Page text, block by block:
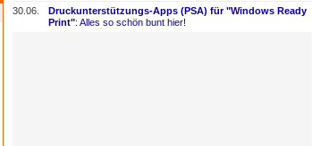
30.06.
Druckunterstützungs-​Apps (PSA) für "Windows Ready
Print": Alles so schön bunt hier!